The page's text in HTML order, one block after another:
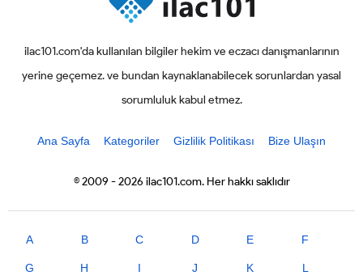
ilac101.com'da kullanılan bilgiler hekim ve eczacı danışmanlarının
yerine geçemez. ve bundan kaynaklanabilecek sorunlardan yasal
sorumluluk kabul etmez.
Ana Sayfa Kategoriler Gizlilik Politikası Bize Ulaşın
© 2009 - 2026 ilac101.com. Her hakkı saklıdır
A B C D E F
G H I J K L